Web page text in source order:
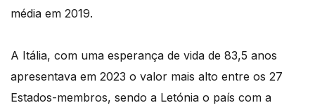
média em 2019.
A Itália, com uma esperança de vida de 83,5 anos
apresentava em 2023 o valor mais alto entre os 27
Estados-membros, sendo a Letónia o país com a